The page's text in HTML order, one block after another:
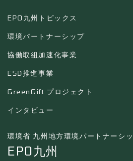
EPO九州トピックス
環境パートナーシップ
協働取組加速化事業
ESD推進事業
GreenGift プロジェクト
インタビュー
環境省 九州地方環境パートナーシ
EPO九州